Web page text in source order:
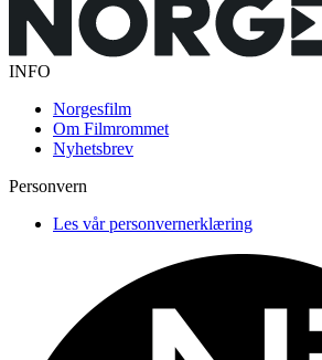
INFO
Norgesfilm
Om Filmrommet
Nyhetsbrev
Personvern
Les vår personvernerklæring